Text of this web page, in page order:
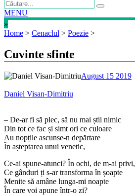
MENU
»
Home > Cenaclul > Poezie >
Cuvinte sfinte
August 15 2019
Daniel Visan-Dimitriu
– De-ar fi să plec, să nu mai știi nimic
Din tot ce fac și simt ori ce culoare
Au nopțile ascunse-n depărtare
În așteptarea unui venetic,
Ce-ai spune-atunci? În ochi, de m-ai privi,
Ce gânduri ți s-ar transforma în șoapte
Menite să amâne lunga-mi noapte
În care voi apune într-o zi?